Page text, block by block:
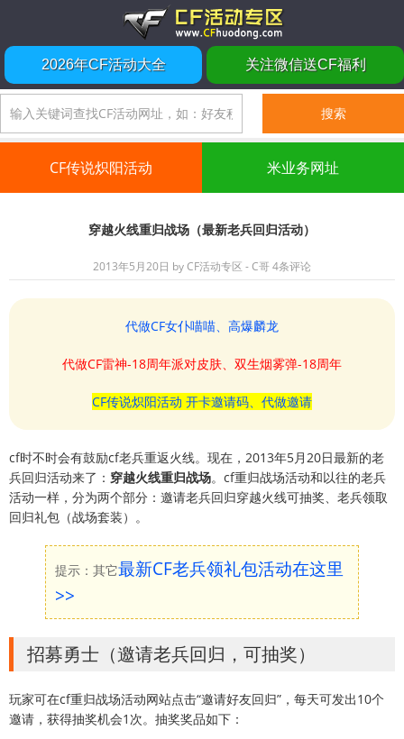
2026年CF活动大全 关注微信送CF福利
CF传说炽阳活动 米业务网址
穿越火线重归战场（最新老兵回归活动）
2013年5月20日 byCF活动专区 - C哥4条评论
代做CF女仆喵喵、高爆麟龙
代做CF雷神-18周年派对皮肤、双生烟雾弹-18周年
CF传说炽阳活动 开卡邀请码、代做邀请
cf时不时会有鼓励cf老兵重返火线。现在，2013年5月20日最新的老
兵回归活动来了： 穿越火线重归战场。cf重归战场活动和以往的老兵
活动一样，分为两个部分：邀请老兵回归穿越火线可抽奖、老兵领取
回归礼包（战场套装）。
提示：其它最新CF老兵领礼包活动在这里
>>
招募勇士（邀请老兵回归，可抽奖）
玩家可在cf重归战场活动网站点击“邀请好友回归”，每天可发出10个
邀请，获得抽奖机会1次。抽奖奖品如下：